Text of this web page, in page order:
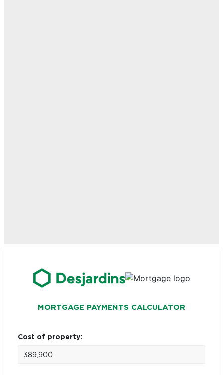
MORTGAGE PAYMENTS CALCULATOR
Cost of property: